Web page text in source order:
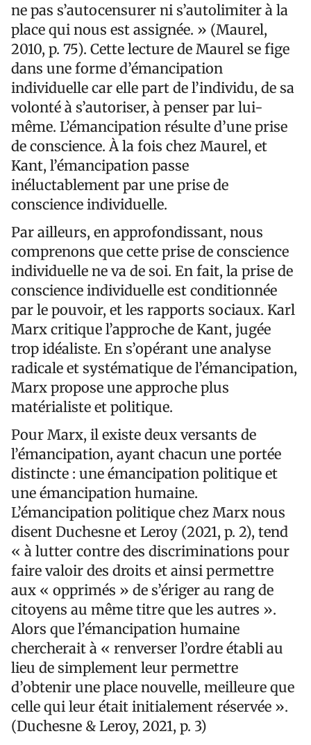
ne pas s’autocensurer ni s’autolimiter à la
place qui nous est assignée. » (Maurel,
2010, p. 75). Cette lecture de Maurel se fige
dans une forme d’émancipation
individuelle car elle part de l’individu, de sa
volonté à s’autoriser, à penser par lui-
même. L’émancipation résulte d’une prise
de conscience. À la fois chez Maurel, et
Kant, l’émancipation passe
inéluctablement par une prise de
conscience individuelle.
Par ailleurs, en approfondissant, nous
comprenons que cette prise de conscience
individuelle ne va de soi. En fait, la prise de
conscience individuelle est conditionnée
par le pouvoir, et les rapports sociaux. Karl
Marx critique l’approche de Kant, jugée
trop idéaliste. En s’opérant une analyse
radicale et systématique de l’émancipation,
Marx propose une approche plus
matérialiste et politique.
Pour Marx, il existe deux versants de
l’émancipation, ayant chacun une portée
distincte : une émancipation politique et
une émancipation humaine.
L’émancipation politique chez Marx nous
disent Duchesne et Leroy (2021, p. 2), tend
« à lutter contre des discriminations pour
faire valoir des droits et ainsi permettre
aux « opprimés » de s’ériger au rang de
citoyens au même titre que les autres ».
Alors que l’émancipation humaine
chercherait à « renverser l’ordre établi au
lieu de simplement leur permettre
d’obtenir une place nouvelle, meilleure que
celle qui leur était initialement réservée ».
(Duchesne & Leroy, 2021, p. 3)